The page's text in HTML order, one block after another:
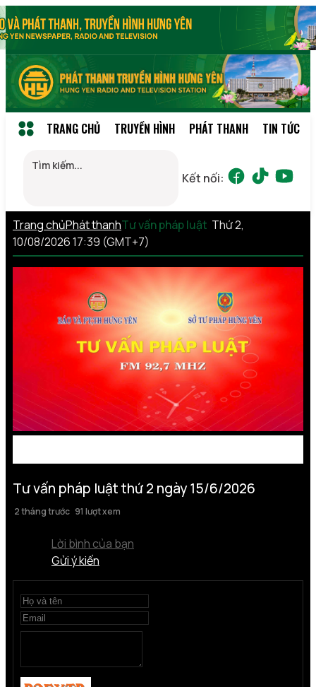
TRANG CHỦ TRUYỀN HÌNH PHÁT THANH TIN TỨC
Kết nối:
Trang chủPhát thanhTư vấn pháp luật Thứ 2,
10/08/2026 17:39 (GMT+7)
Tư vấn pháp luật thứ 2 ngày 15/6/2026
2 tháng trước 91 lượt xem
Lời bình của bạn
Gửi ý kiến